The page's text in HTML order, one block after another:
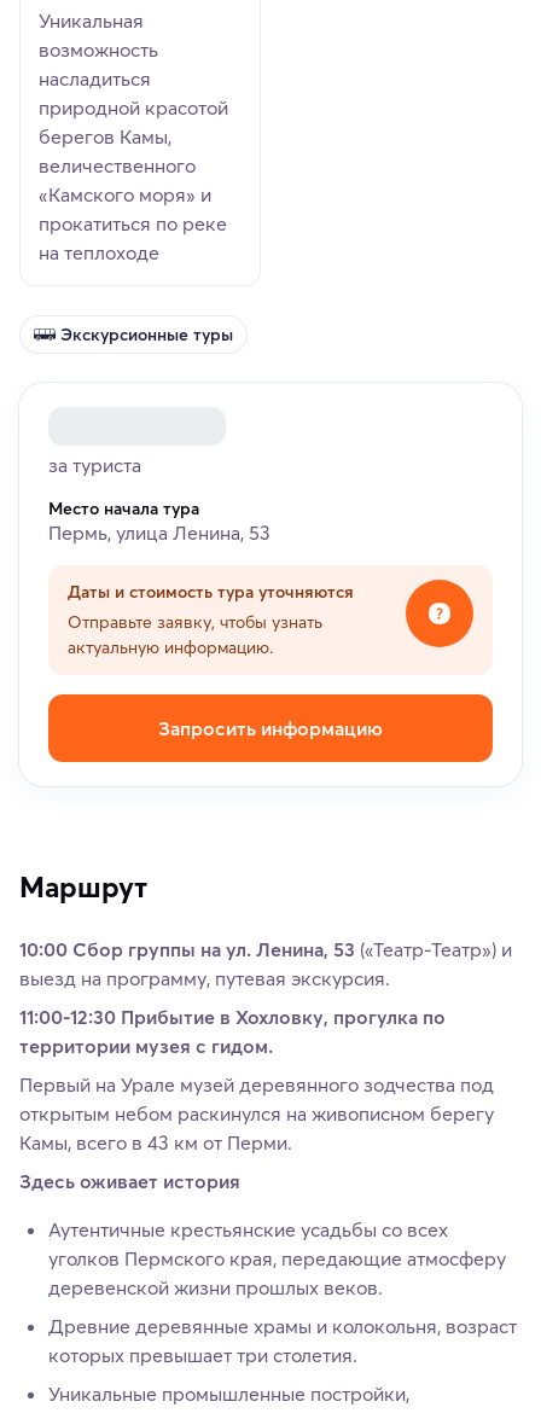
Уникальная
возможность
насладиться
природной красотой
берегов Камы,
величественного
«Камского моря» и
прокатиться по реке
на теплоходе
Экскурсионные туры
за туриста
Место начала тура
Пермь, улица Ленина, 53
Даты и стоимость тура уточняются
Отправьте заявку, чтобы узнать
актуальную информацию.
Запросить информацию
Маршрут
10:00 Сбор группы на ул. Ленина, 53 («Театр-Театр») и
выезд на программу, путевая экскурсия.
11:00-12:30 Прибытие в Хохловку, прогулка по
территории музея с гидом.
Первый на Урале музей деревянного зодчества под
открытым небом раскинулся на живописном берегу
Камы, всего в 43 км от Перми.
Здесь оживает история
Аутентичные крестьянские усадьбы со всех
уголков Пермского края, передающие атмосферу
деревенской жизни прошлых веков.
Древние деревянные храмы и колокольня, возраст
которых превышает три столетия.
Уникальные промышленные постройки,